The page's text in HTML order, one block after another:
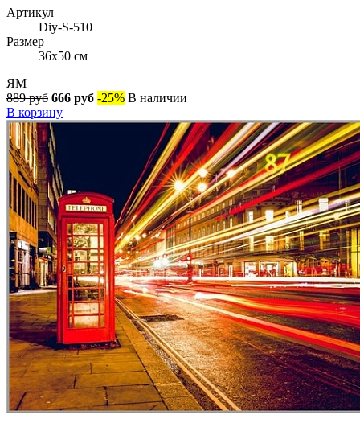
Артикул
Diy-S-510
Размер
36x50 см
ЯМ
889 руб 666 руб -25% В наличии
В корзину